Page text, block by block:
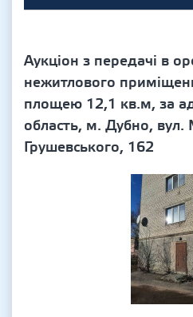
Аукціон з передачі в
нежитлового
площею 12,1 кв.м, за
область, м. Дубно, вул.
Грушевського, 162